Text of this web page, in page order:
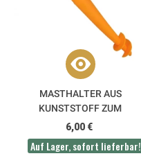
MASTHALTER AUS
KUNSTSTOFF ZUM
ANSCHRAUBEN
6,00 €
Auf Lager, sofort lieferbar!